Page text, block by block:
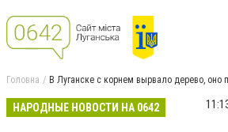
Головна В Луганске с корнем вырвало дерево,
НАРОДНЫЕ НОВОСТИ НА 0642